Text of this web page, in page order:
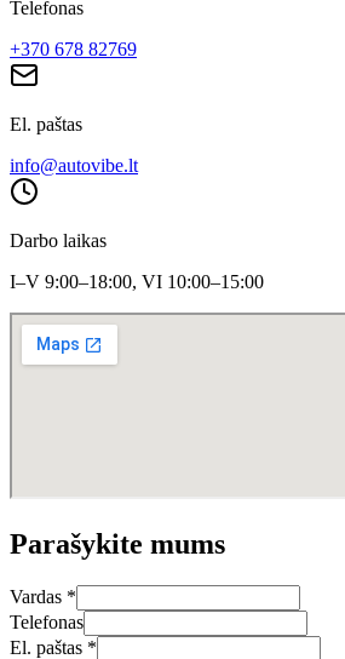
Telefonas
+370 678 82769
El. paštas
info@autovibe.lt
Darbo laikas
I–V 9:00–18:00, VI 10:00–15:00
Parašykite mums
Vardas *
Telefonas
El. paštas *